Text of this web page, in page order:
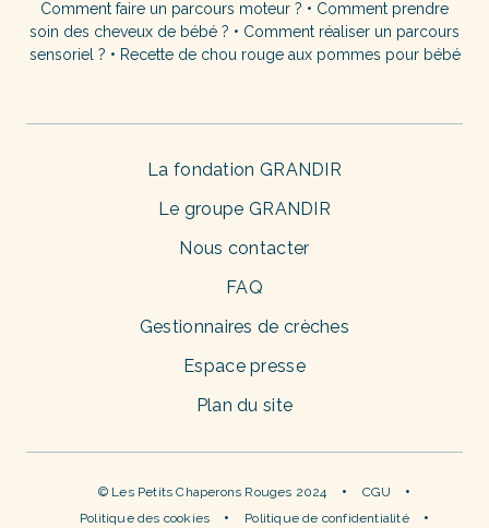
Comment faire un parcours moteur ? • Comment prendre
soin des cheveux de bébé ? • Comment réaliser un parcours
sensoriel ? • Recette de chou rouge aux pommes pour bébé
La fondation GRANDIR
Le groupe GRANDIR
Nous contacter
FAQ
Gestionnaires de crèches
Espace presse
Plan du site
© Les Petits Chaperons Rouges 2024
CGU
Politique des cookies
Politique de confidentialité